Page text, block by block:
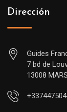
Dirección
Guides
7 bd de
13008